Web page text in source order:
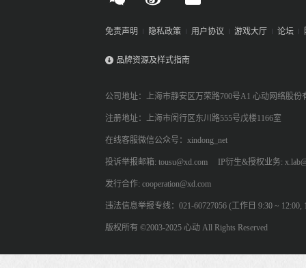
免责声明 隐私政策 用户协议 游戏大厅 论坛
品牌资源及样式指南
公司地址：上海市静安区万荣路700号A1 心动网络股份
注册地址：上海市闵行区东川路555号戊楼1166室
在线客服微信公众号：xindong_net
投诉举报邮箱: tousu@xd.com IP衍生&授权业务:
发行合作: cooperation@xd.com
违法信息举报专线：021-60727056 (工作日 9:30 ~ 12:00,
版权所有 ©2003-2025 心动 All Rights Reserved